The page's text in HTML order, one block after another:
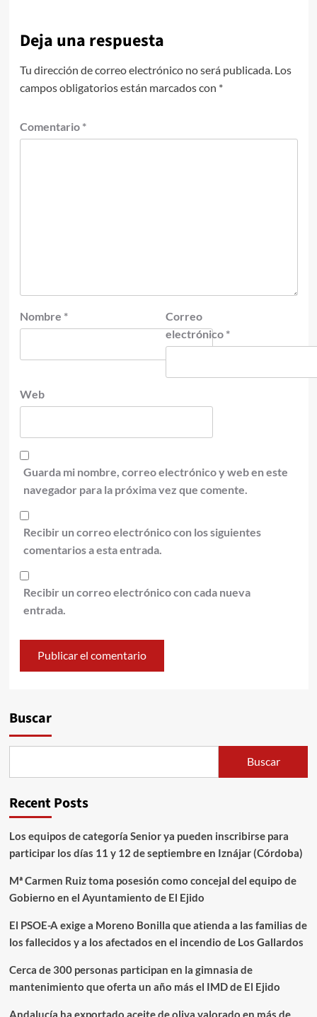
Deja una respuesta
Tu dirección de correo electrónico no será publicada. Los
campos obligatorios están marcados con *
Comentario *
Nombre *
Correo
electrónico *
Web
Guarda mi nombre, correo electrónico y web en este
navegador para la próxima vez que comente.
Recibir un correo electrónico con los siguientes
comentarios a esta entrada.
Recibir un correo electrónico con cada nueva
entrada.
Buscar
Buscar
Recent Posts
Los equipos de categoría Senior ya pueden inscribirse para
participar los días 11 y 12 de septiembre en Iznájar (Córdoba)
Mª Carmen Ruiz toma posesión como concejal del equipo de
Gobierno en el Ayuntamiento de El Ejido
El PSOE-A exige a Moreno Bonilla que atienda a las familias de
los fallecidos y a los afectados en el incendio de Los Gallardos
Cerca de 300 personas participan en la gimnasia de
mantenimiento que oferta un año más el IMD de El Ejido
Andalucía ha exportado aceite de oliva valorado en más de